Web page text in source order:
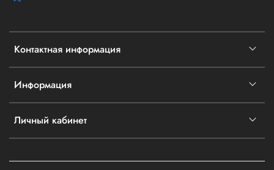
Контактная информация
Информация
Личный кабинет